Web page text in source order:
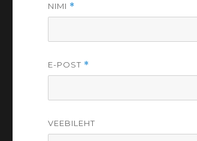
NIMI *
E-POST *
VEEBILEHT